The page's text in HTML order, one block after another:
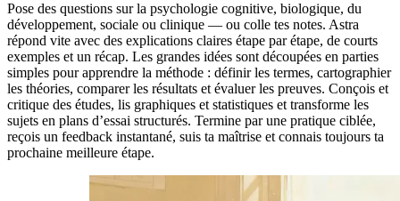
Pose des questions sur la psychologie cognitive, biologique, du
développement, sociale ou clinique — ou colle tes notes. Astra
répond vite avec des explications claires étape par étape, de courts
exemples et un récap. Les grandes idées sont découpées en parties
simples pour apprendre la méthode : définir les termes, cartographier
les théories, comparer les résultats et évaluer les preuves. Conçois et
critique des études, lis graphiques et statistiques et transforme les
sujets en plans d’essai structurés. Termine par une pratique ciblée,
reçois un feedback instantané, suis ta maîtrise et connais toujours ta
prochaine meilleure étape.